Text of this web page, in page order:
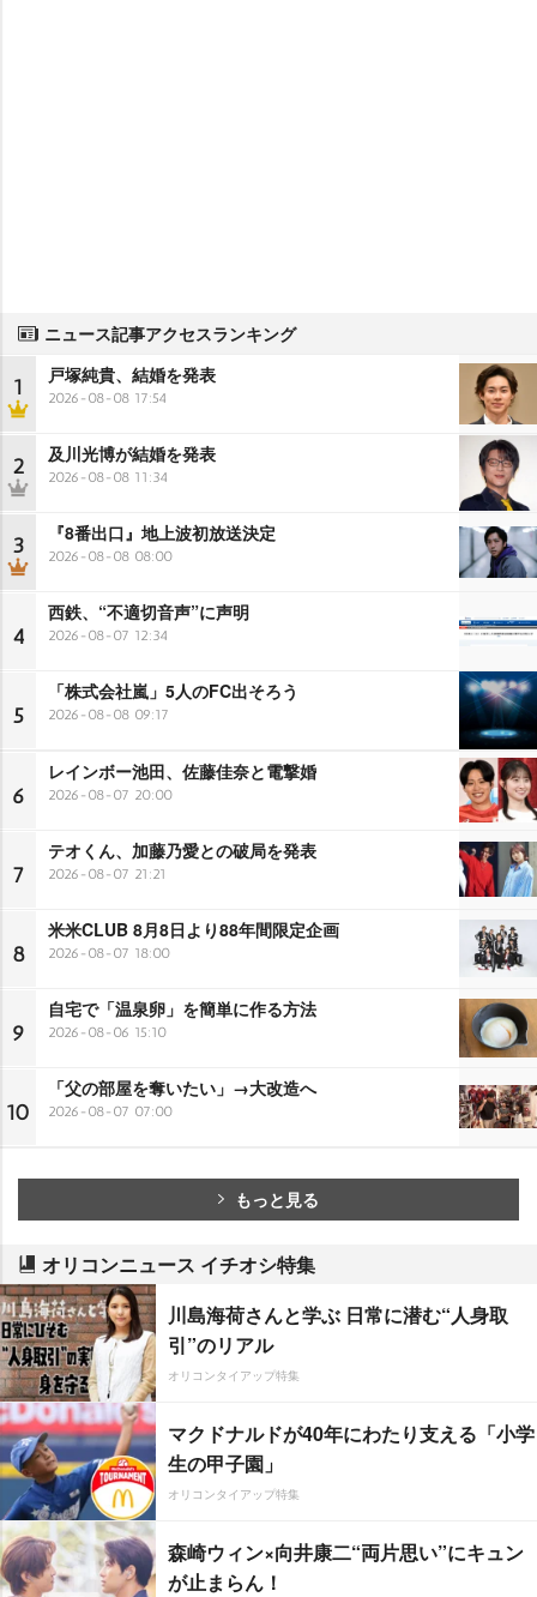
ニュース記事アクセスランキング
1 戸塚純貴、結婚を発表
2026-08-08 17:54
2 及川光博が結婚を発表
2026-08-08 11:34
3 『8番出口』地上波初放送決定
2026-08-08 08:00
4
西鉄、“不適切音声”に声明
2026-08-07 12:34
5
「株式会社嵐」5人のFC出そろう
2026-08-08 09:17
6
レインボー池田、佐藤佳奈と電撃婚
2026-08-07 20:00
7
テオくん、加藤乃愛との破局を発表
2026-08-07 21:21
8
米米CLUB 8月8日より88年間限定企画
2026-08-07 18:00
9
自宅で「温泉卵」を簡単に作る方法
2026-08-06 15:10
10
「父の部屋を奪いたい」→大改造へ
2026-08-07 07:00
もっと見る
オリコンニュース イチオシ特集
川島海荷さんと学ぶ 日常に潜む“人身取
引”のリアル
オリコンタイアップ特集
マクドナルドが40年にわたり支える「小学
生の甲子園」
オリコンタイアップ特集
森崎ウィン×向井康二“両片思い”にキュン
が止まらん！